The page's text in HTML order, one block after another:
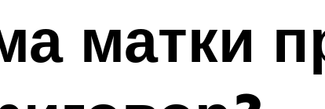
матки